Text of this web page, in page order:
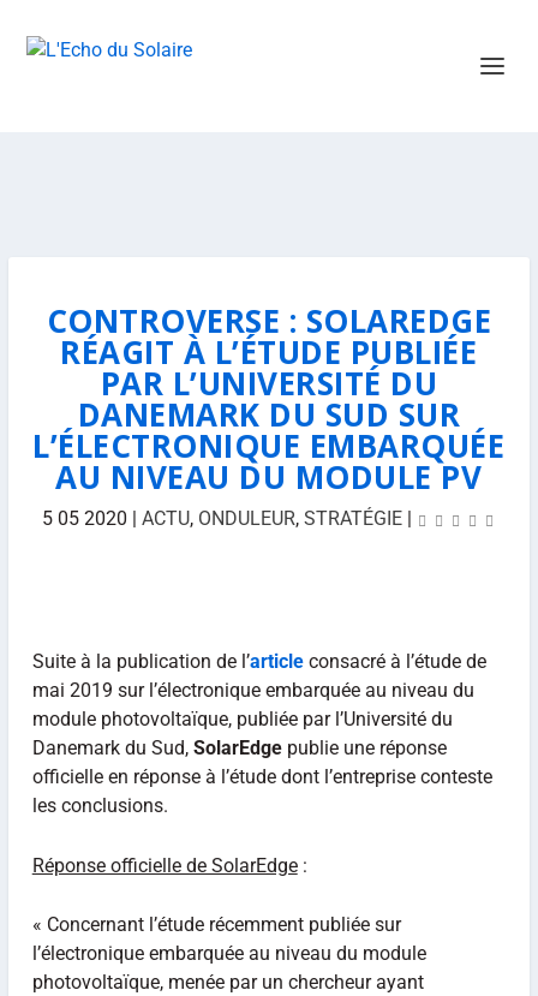
CONTROVERSE : SOLAREDGE
RÉAGIT À L’ÉTUDE PUBLIÉE
PAR L’UNIVERSITÉ DU
DANEMARK DU SUD SUR
L’ÉLECTRONIQUE EMBARQUÉE
AU NIVEAU DU MODULE PV
5 05 2020 | ACTU, ONDULEUR, STRATÉGIE|
Suite à la publication de l’articleconsacré à l’étude de
mai 2019 sur l’électronique embarquée au niveau du
module photovoltaïque, publiée par l’Université du
Danemark du Sud, SolarEdgepublie une réponse
officielle en réponse à l’étude dont l’entreprise conteste
les conclusions.
Réponse officielle de SolarEdge:
« Concernant l’étude récemment publiée sur
l’électronique embarquée au niveau du module
photovoltaïque, menée par un chercheur ayant